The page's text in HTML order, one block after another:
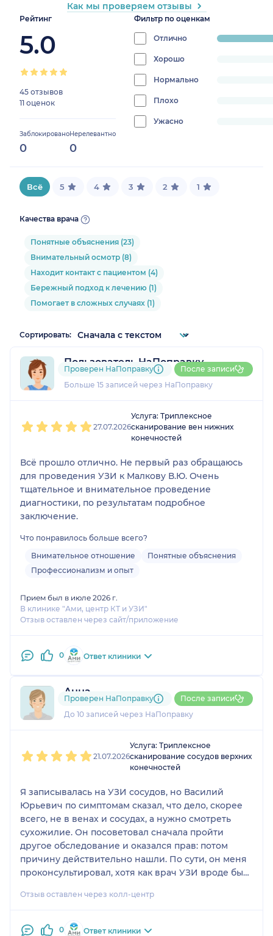
Рейтинг
5.0
45 отзывов
11 оценок
Заблокировано
0
Нерелевантно
0
Фильтр по оценкам
Отлично
progress:
Хорошо
0%
Нормально
0%
Плохо
progress:
Ужасно
0%
Как мы проверяем отзывы
Всё 5 4 3 2 1
Качества врача
Понятные объяснения (23)
Внимательный осмотр (8)
Находит контакт с пациентом (4)
Бережный подход к лечению (1)
Помогает в сложных случаях (1)
Сортировать:
Пользователь НаПоправку
3 отзываи 2 оценки
Больше 15 записей через НаПоправку
Проверен НаПоправку После записи
27.07.2026
Услуга: Триплексное
сканирование вен нижних
конечностей
Всё прошло отлично. Не первый раз обращаюсь
для проведения УЗИ к Малкову В.Ю. Очень
тщательное и внимательное проведение
диагностики, по результатам подробное
заключение.
Что понравилось больше всего?
Внимательное отношение
Понятные объяснения
Профессионализм и опыт
Прием был в июле 2026 г.
В клинике "Ами, центр КТ и УЗИ"
Отзыв оставлен через сайт/приложение
0 Ответ клиники
Анна
1 отзыв
До 10 записей через НаПоправку
Проверен НаПоправку После записи
21.07.2026
Услуга: Триплексное
сканирование сосудов верхних
конечностей
Я записывалась на УЗИ сосудов, но Василий
Юрьевич по симптомам сказал, что дело, скорее
всего, не в венах и сосудах, а нужно смотреть
сухожилие. Он посоветовал сначала пройти
другое обследование и оказался прав: потом
причину действительно нашли. По сути, он меня
проконсультировал, хотя как врач УЗИ вроде бы
совет оказался очень полезным.
Отзыв оставлен через колл-центр
0 Ответ клиники